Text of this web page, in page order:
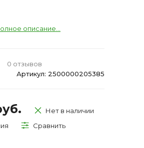
описание...
0 отзывов
Артикул: 2500000205385
Нет в наличии